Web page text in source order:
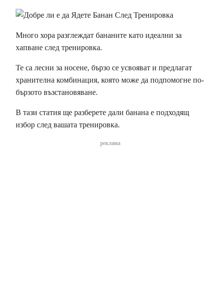
Много хора разглеждат бананите като идеални за
хапване след тренировка.
Те са лесни за носене, бързо се усвояват и предлагат
хранителна комбинация, която може да подпомогне по-
бързото възстановяване.
В тази статия ще разберете дали банана е подходящ
избор след вашата тренировка.
реклама